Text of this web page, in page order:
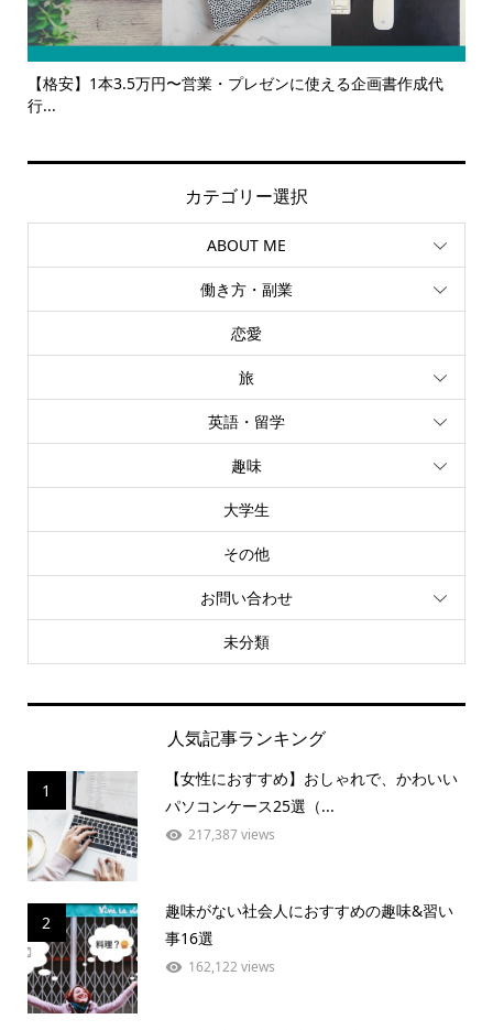
える企画書作成代
【サービス一覧】広報・企画・デザインの単発
カテゴリー選択
ABOUT ME
働き方・副業
恋愛
旅
英語・留学
趣味
大学生
その他
お問い合わせ
未分類
人気記事ランキング
1
【女性におすすめ】おしゃれで、かわいい
パソコンケース25選（...
217,387 views
2
趣味がない社会人におすすめの趣味&習い
事16選
162,122 views